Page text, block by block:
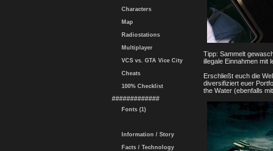
Characters
Map
Radiostations
Multiplayer
VCS vs. GTA Vice City
Cheats
100% Checklist
#############
Fonts (1)
Information / Story
Facts / Technology
Tipp: Sammelt
illegale Einnahmen mit
Erschließt euch die
diversifiziert euer
the Water (ebenfalls